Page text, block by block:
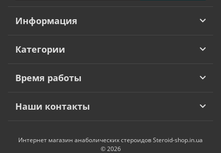
Информация
Категории
Время работы
Наши контакты
Интернет магазин анаболических стероидов Steroid-shop.in.ua
© 2026